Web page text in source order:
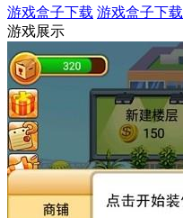
游戏盒子下载 游戏盒子下载
游戏展示